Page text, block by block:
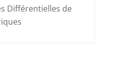
Différentielles de